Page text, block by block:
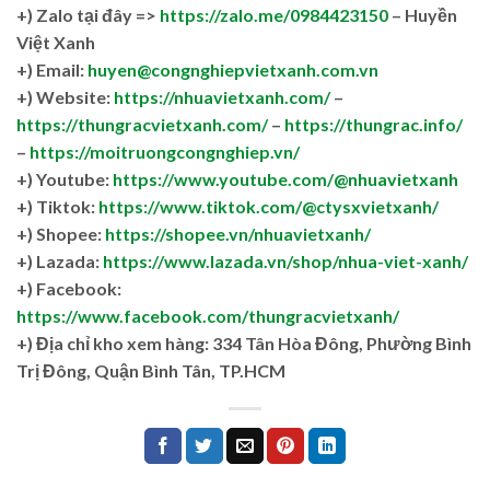
+) Zalo tại đây => https://zalo.me/0984423150 – Huyền
Việt Xanh
+) Email: huyen@congnghiepvietxanh.com.vn
+) Website: https://nhuavietxanh.com/–
https://thungracvietxanh.com/– https://thungrac.info/
– https://moitruongcongnghiep.vn/
+) Youtube: https://www.youtube.com/@nhuavietxanh
+) Tiktok: https://www.tiktok.com/@ctysxvietxanh/
+) Shopee: https://shopee.vn/nhuavietxanh/
+) Lazada: https://www.lazada.vn/shop/nhua-viet-xanh/
+) Facebook:
https://www.facebook.com/thungracvietxanh/
+) Địa chỉ kho xem hàng: 334 Tân Hòa Đông, Phường Bình
Trị Đông, Quận Bình Tân, TP.HCM